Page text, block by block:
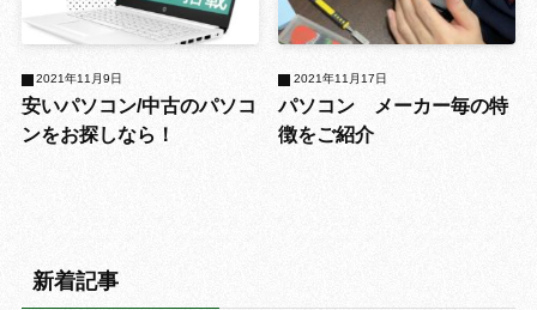
安いパソコン/中古のパソコ
ンをお探しなら！
2021年11月9日
パソコン メーカー毎の特
徴をご紹介
2021年11月17日
新着記事